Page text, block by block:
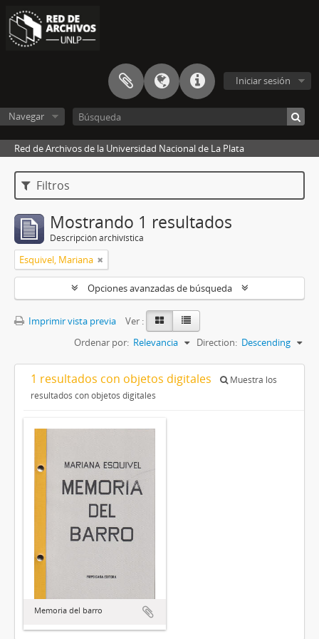
Iniciar sesión
Navegar
Red de Archivos de la Universidad Nacional de La Plata
Filtros
Mostrando 1 resultados
Descripción archivística
Esquivel, Mariana
Opciones avanzadas de búsqueda
Imprimir vista previa
Ver :
Ordenar por: Relevancia Direction: Descending
1 resultados con objetos digitales
Muestra los
resultados con objetos digitales
Memoria del barro